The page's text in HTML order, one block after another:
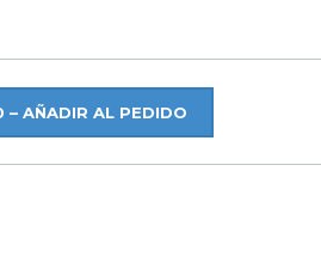
– AÑADIR AL PEDIDO